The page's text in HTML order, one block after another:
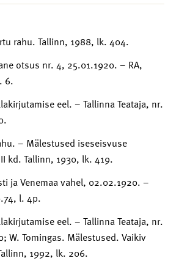
rahu. Tallinn, 1988, lk. 404.
otsus nr. 4, 25.01.1920. – RA,
6.
eel. – Tallinna Teataja, nr.
– Mälestused iseseisvuse
kd. Tallinn, 1930, lk. 419.
ja Venemaa vahel, 02.02.1920. –
l. 4p.
eel. – Tallinna Teataja, nr.
W. Tomingas. Mälestused. Vaikiv
1992, lk. 206.